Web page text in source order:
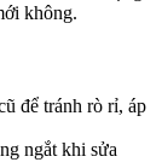
không.
để tránh rò rỉ, áp
ngắt khi sửa